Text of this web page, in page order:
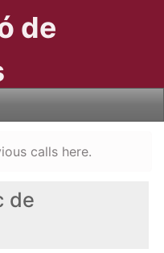
de
de
calls here.